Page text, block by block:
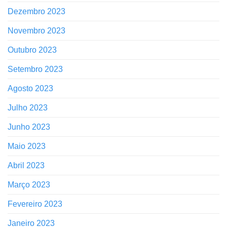
Dezembro 2023
Novembro 2023
Outubro 2023
Setembro 2023
Agosto 2023
Julho 2023
Junho 2023
Maio 2023
Abril 2023
Março 2023
Fevereiro 2023
Janeiro 2023